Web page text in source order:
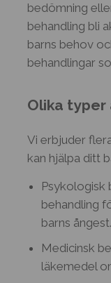
bedömning
behandling bli
barns behov
behandlingar
Olika typer
Vi erbjuder
kan hjälpa ditt
Psykologisk
behandling
barns ångest.
Medicinsk
läkemedel